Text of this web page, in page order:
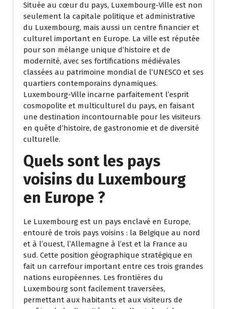
Située au cœur du pays, Luxembourg-Ville est non
seulement la capitale politique et administrative
du Luxembourg, mais aussi un centre financier et
culturel important en Europe. La ville est réputée
pour son mélange unique d’histoire et de
modernité, avec ses fortifications médiévales
classées au patrimoine mondial de l’UNESCO et ses
quartiers contemporains dynamiques.
Luxembourg-Ville incarne parfaitement l’esprit
cosmopolite et multiculturel du pays, en faisant
une destination incontournable pour les visiteurs
en quête d’histoire, de gastronomie et de diversité
culturelle.
Quels sont les pays
voisins du Luxembourg
en Europe ?
Le Luxembourg est un pays enclavé en Europe,
entouré de trois pays voisins : la Belgique au nord
et à l’ouest, l’Allemagne à l’est et la France au
sud. Cette position géographique stratégique en
fait un carrefour important entre ces trois grandes
nations européennes. Les frontières du
Luxembourg sont facilement traversées,
permettant aux habitants et aux visiteurs de